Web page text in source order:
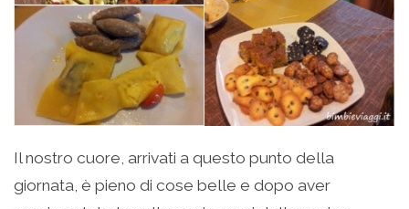
Il nostro cuore, arrivati a questo punto della
giornata, è pieno di cose belle e dopo aver